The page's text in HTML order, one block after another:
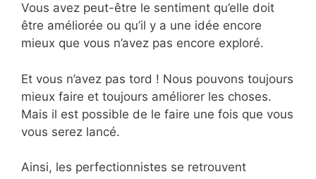
Vous avez peut-être le sentiment qu’elle doit
être améliorée ou qu’il y a une idée encore
mieux que vous n’avez pas encore exploré.
Et vous n’avez pas tord ! Nous pouvons toujours
mieux faire et toujours améliorer les choses.
Mais il est possible de le faire une fois que vous
vous serez lancé.
Ainsi, les perfectionnistes se retrouvent